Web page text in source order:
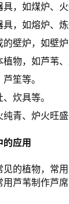
，如煤炉、火
，如熔炉、炼
壁炉，如壁炉
物，如芦苇、
笙等。
炊具等。
青、炉火旺盛
的应用
见的植物，常
芦苇制作芦